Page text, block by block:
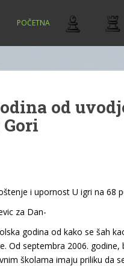
POČETNA
od
i upornost U igri na 68
za Dan-
godina od kako se šah
Od septembra 2006.
školama imaju priliku da